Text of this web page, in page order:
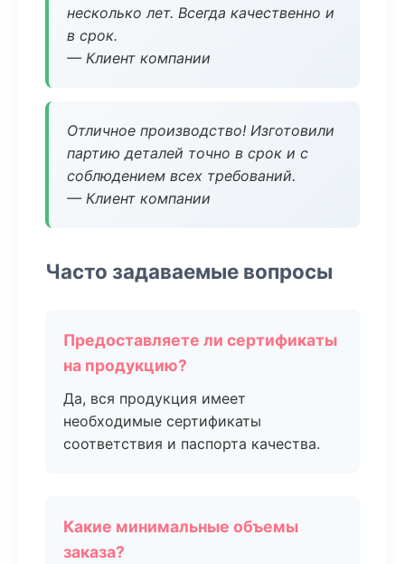
несколько лет. Всегда качественно и
в срок.
— Клиент компании
Отличное производство! Изготовили
партию деталей точно в срок и с
соблюдением всех требований.
— Клиент компании
Часто задаваемые вопросы
Предоставляете ли сертификаты
на продукцию?
Да, вся продукция имеет
необходимые сертификаты
соответствия и паспорта качества.
Какие минимальные объемы
заказа?